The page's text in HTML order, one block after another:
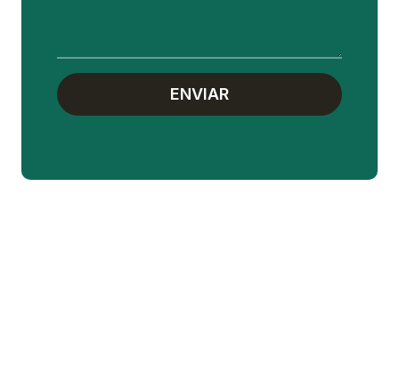
ENVIAR